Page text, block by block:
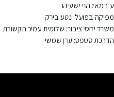
ע.במאי: הני ישעיהו
מפיקה בפועל: נטע בירק
משרד יחסי ציבור: שלומית עמיר תקשורת
הדרכת סטפס: ערן שמשי